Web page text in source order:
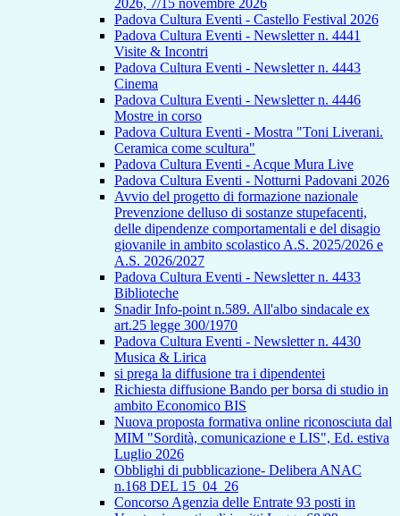
2026, 7/15 novembre 2026
Padova Cultura Eventi - Castello Festival 2026
Padova Cultura Eventi - Newsletter n. 4441
Visite & Incontri
Padova Cultura Eventi - Newsletter n. 4443
Cinema
Padova Cultura Eventi - Newsletter n. 4446
Mostre in corso
Padova Cultura Eventi - Mostra "Toni Liverani.
Ceramica come scultura"
Padova Cultura Eventi - Acque Mura Live
Padova Cultura Eventi - Notturni Padovani 2026
Avvio del progetto di formazione nazionale
Prevenzione delluso di sostanze stupefacenti,
delle dipendenze comportamentali e del disagio
giovanile in ambito scolastico A.S. 2025/2026 e
A.S. 2026/2027
Padova Cultura Eventi - Newsletter n. 4433
Biblioteche
Snadir Info-point n.589. All'albo sindacale ex
art.25 legge 300/1970
Padova Cultura Eventi - Newsletter n. 4430
Musica & Lirica
si prega la diffusione tra i dipendentei
Richiesta diffusione Bando per borsa di studio in
ambito Economico BIS
Nuova proposta formativa online riconosciuta dal
MIM "Sordità, comunicazione e LIS", Ed. estiva
Luglio 2026
Obblighi di pubblicazione- Delibera ANAC
n.168 DEL 15_04_26
Concorso Agenzia delle Entrate 93 posti in